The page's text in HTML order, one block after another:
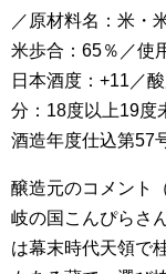
／原材料名：米・
米歩合：65％／使
日本酒度：+11／
分：18度以上19度
酒造年度仕込第57
醸造元のコメント
岐の国こんぴらさ
は幕末時代天領で